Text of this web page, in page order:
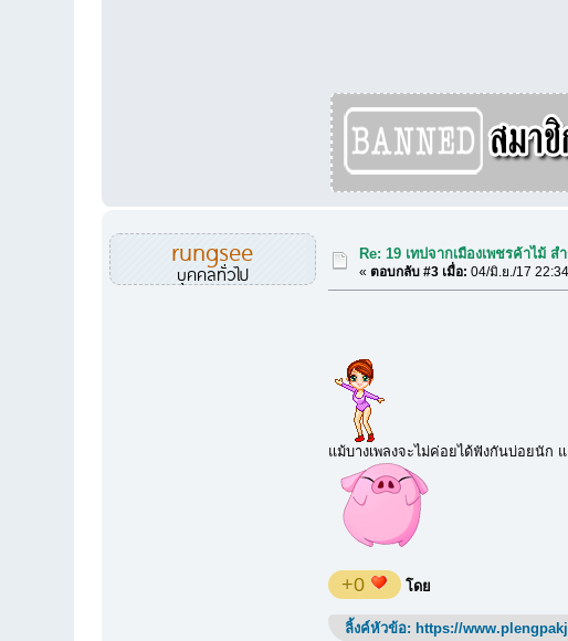
rungsee
บุคคลทั่วไป
Re: 19 เทปจากเมืองเพชรค้าไม้ ส
«ตอบกลับ #3 เมื่อ: 04/มิ.ย./17
แม้บางเพลงจะไม่ค่อยได้ฟังกันบ่อยนัก
+0 โดย
ลิ้งค์หัวข้อ: https://